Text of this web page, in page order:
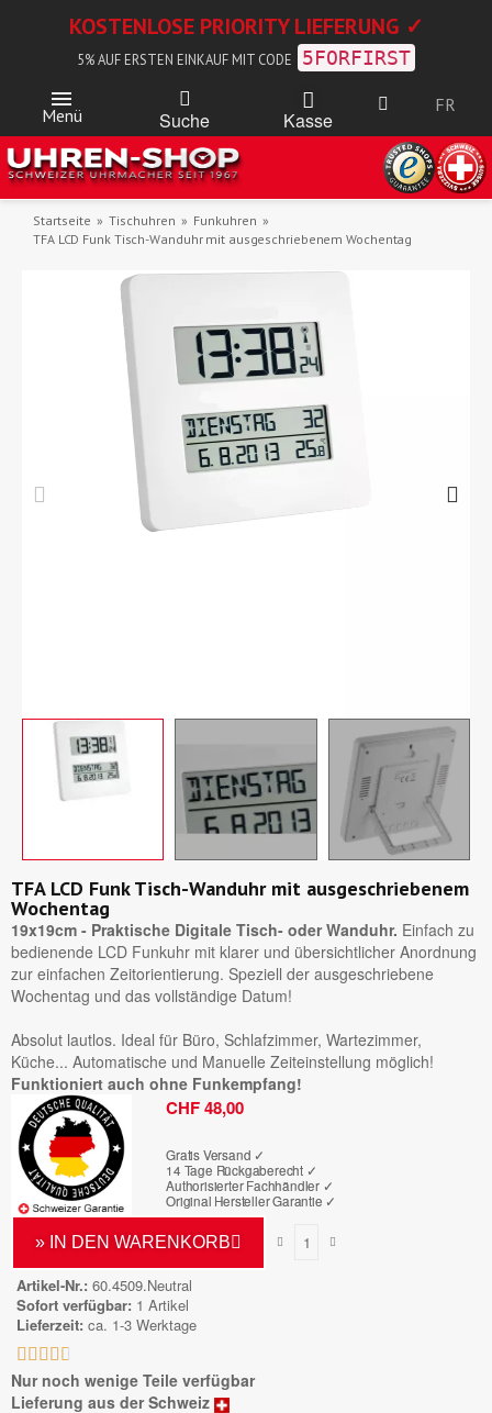
KOSTENLOSE PRIORITY LIEFERUNG ✓
5% AUF ERSTEN EINKAUF MIT CODE 5FORFIRST
Menü Suche Kasse
FR
Startseite Tischuhren
Funkuhren
TFA LCD Funk Tisch-Wanduhr mit ausgeschriebenem Wochentag
TFA LCD Funk Tisch-Wanduhr mit ausgeschriebenem
Wochentag
19x19cm - Praktische Digitale Tisch- oder Wanduhr. Einfach zu
bedienende LCD Funkuhr mit klarer und übersichtlicher Anordnung
zur einfachen Zeitorientierung. Speziell der ausgeschriebene
Wochentag und das vollständige Datum!
Absolut lautlos. Ideal für Büro, Schlafzimmer, Wartezimmer,
Küche... Automatische und Manuelle Zeiteinstellung möglich!
Funktioniert auch ohne Funkempfang!
CHF 48,00
Gratis Versand ✓
14 Tage Rückgaberecht ✓
Authorisierter Fachhändler ✓
Original Hersteller Garantie ✓
» IN DEN WARENKORB
Artikel-Nr. 60.4509.Neutral
Sofort verfügbar 1 Artikel
Lieferzeit ca. 1-3 Werktage
    
Nur noch wenige Teile verfügbar
Lieferung aus der Schweiz